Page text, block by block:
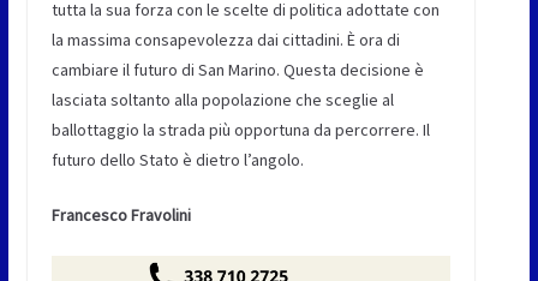
tutta la sua forza con le scelte di politica adottate con
la massima consapevolezza dai cittadini. È ora di
cambiare il futuro di San Marino. Questa decisione è
lasciata soltanto alla popolazione che sceglie al
ballottaggio la strada più opportuna da percorrere. Il
futuro dello Stato è dietro l’angolo.
Francesco Fravolini